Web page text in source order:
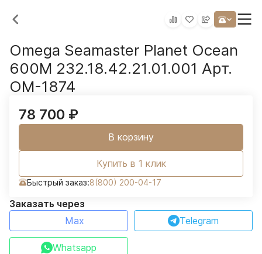
Omega Seamaster Planet Ocean
600M 232.18.42.21.01.001 Арт.
OM-1874
78 700 ₽
В корзину
Купить в 1 клик
Быстрый заказ:8(800) 200-04-17
Заказать через
Max
Telegram
Whatsapp